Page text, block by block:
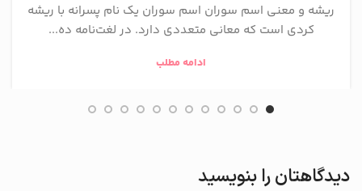
ریشه و معنی اسم سوران اسم سوران یک نام پسرانه با ریشه
کردی است که معانی متعددی دارد. در لغت‌نامه ده...
ادامه مطلب
دیدگاهتان را بنویسید